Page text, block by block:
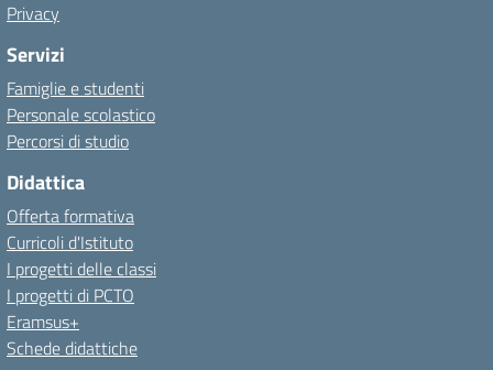
Privacy
Servizi
Famiglie e studenti
Personale scolastico
Percorsi di studio
Didattica
Offerta formativa
Curricoli d'Istituto
I progetti delle classi
I progetti di PCTO
Eramsus+
Schede didattiche